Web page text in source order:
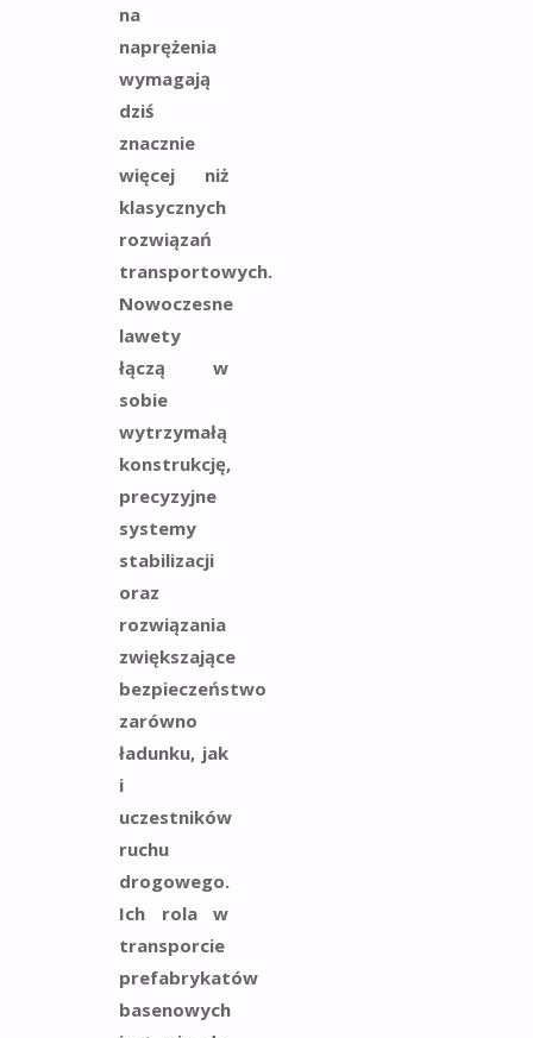
na
naprężenia
wymagają
dziś
znacznie
więcej niż
klasycznych
rozwiązań
transportowych.
Nowoczesne
lawety
łączą w
sobie
wytrzymałą
konstrukcję,
precyzyjne
systemy
stabilizacji
oraz
rozwiązania
zwiększające
bezpieczeństwo
zarówno
ładunku, jak
i
uczestników
ruchu
drogowego.
Ich rola w
transporcie
prefabrykatów
basenowych